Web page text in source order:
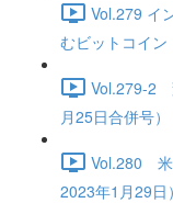
Vol.279 イ
むビットコイ
Vol.279-2
月25日合併号
Vol.280 米
2023年1月29日